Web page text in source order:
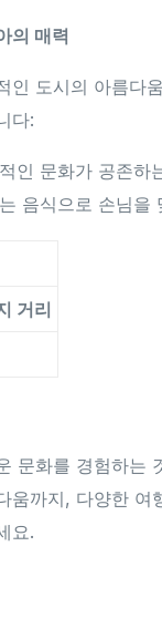
의 매력
인 도시의 아름다
다:
인 문화가 공존하
음식으로 손님을
거리
문화를 경험하는
움까지, 다양한
요.